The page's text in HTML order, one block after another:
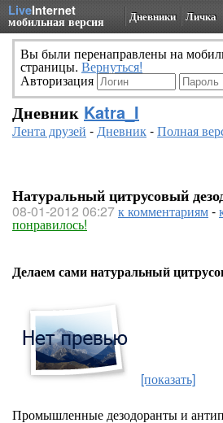
LiveInternet
мобильная версия Дневники Личка
Вы были перенаправлены на
страницы. Вернуться!
Авторизация
Дневник Katra_I
Лента друзей -Дневник-Полная
Натуральный цитрусовый
08-01-2012 06:27к комментариям-
понравилось!
Делаем сами натуральный
[показать]
Промышленные дезодоранты и